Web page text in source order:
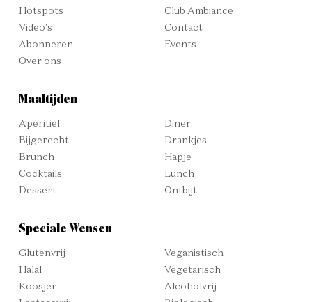
Hotspots
Video's
Abonneren
Over ons
Club Ambiance
Contact
Events
Maaltijden
Aperitief
Bijgerecht
Brunch
Cocktails
Dessert
Diner
Drankjes
Hapje
Lunch
Ontbijt
Speciale Wensen
Glutenvrij
Halal
Koosjer
Veganistisch
Vegetarisch
Alcoholvrij